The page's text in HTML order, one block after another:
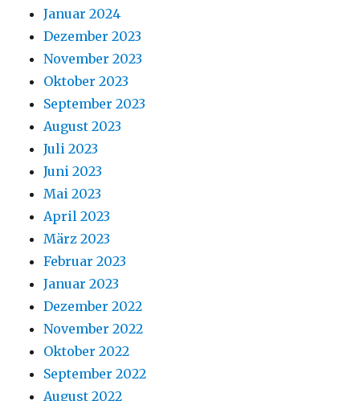
Januar 2024
Dezember 2023
November 2023
Oktober 2023
September 2023
August 2023
Juli 2023
Juni 2023
Mai 2023
April 2023
März 2023
Februar 2023
Januar 2023
Dezember 2022
November 2022
Oktober 2022
September 2022
August 2022